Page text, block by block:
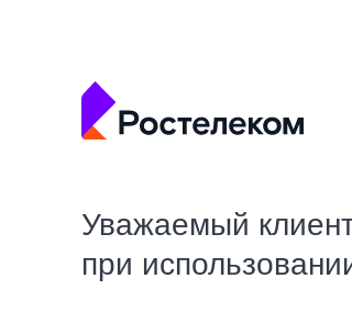
Уважаемый
при